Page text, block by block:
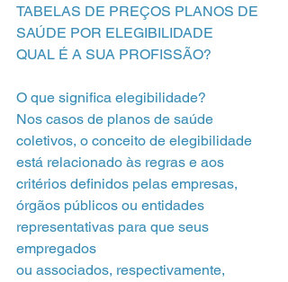
TABELAS DE PREÇOS PLANOS DE
SAÚDE POR ELEGIBILIDADE
QUAL É A SUA PROFISSÃO?
O que significa elegibilidade?
Nos casos de planos de saúde
coletivos, o conceito de elegibilidade
está relacionado às regras e aos
critérios definidos pelas empresas,
órgãos públicos ou entidades
representativas para que seus
empregados
ou associados, respectivamente,